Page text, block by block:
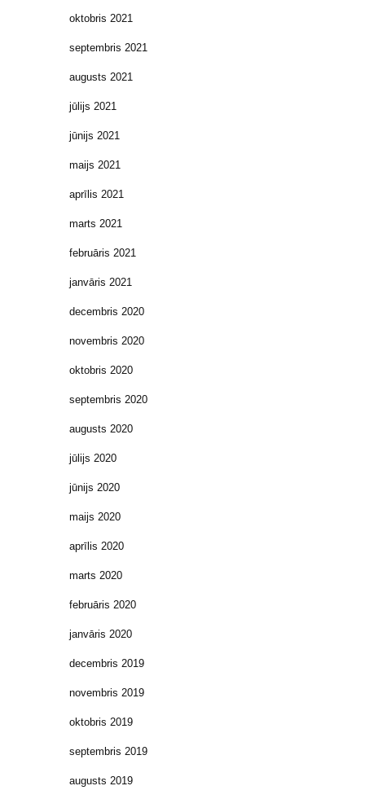
oktobris 2021
septembris 2021
augusts 2021
jūlijs 2021
jūnijs 2021
maijs 2021
aprīlis 2021
marts 2021
februāris 2021
janvāris 2021
decembris 2020
novembris 2020
oktobris 2020
septembris 2020
augusts 2020
jūlijs 2020
jūnijs 2020
maijs 2020
aprīlis 2020
marts 2020
februāris 2020
janvāris 2020
decembris 2019
novembris 2019
oktobris 2019
septembris 2019
augusts 2019